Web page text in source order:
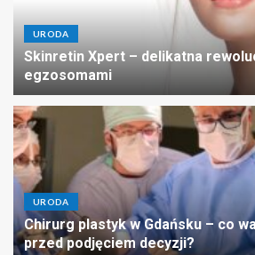
URODA
Skinretin Xpert – delikatna
egzosomami
URODA
Chirurg plastyk w Gdańsku – co
przed podjęciem decyzji?